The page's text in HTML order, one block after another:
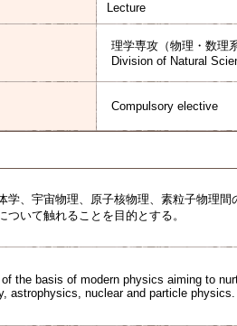
Lecture
理学専攻（物理・数理
Division of Natural
Compulsory elective
学、宇宙物理、原子核物理、素粒子物理
ついて触れることを目的とする。
the basis of modern physics aiming to
astrophysics, nuclear and particle physics.